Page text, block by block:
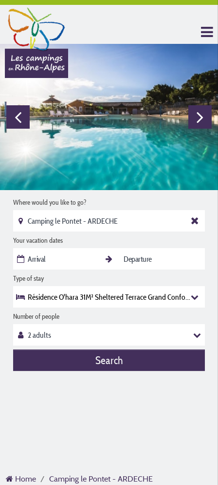
Where would you like to go?
Your vacation dates
Type of stay
Résidence O'hara 31M² Sheltered Terrace Grand Confort Tv (2
Number of people
Search
Home
Camping le Pontet - ARDECHE